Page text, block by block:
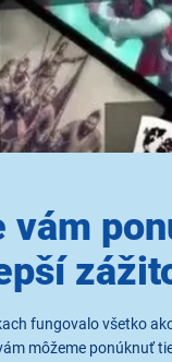
vám
fungovalo všetko
môžeme ponúknuť
podporujú
a služieb, a to